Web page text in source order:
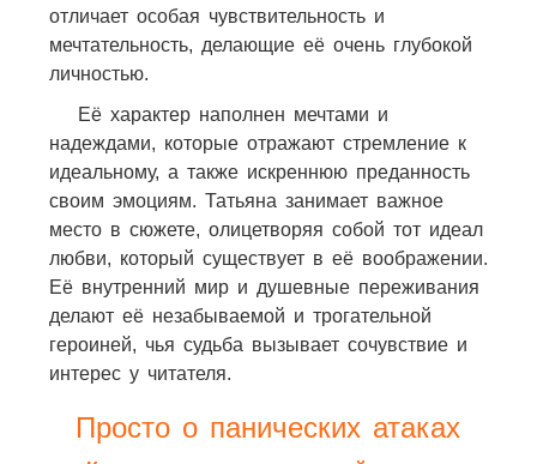
отличает особая чувствительность и
мечтательность, делающие её очень глубокой
личностью.
Её характер наполнен мечтами и
надеждами, которые отражают стремление к
идеальному, а также искреннюю преданность
своим эмоциям. Татьяна занимает важное
место в сюжете, олицетворяя собой тот идеал
любви, который существует в её воображении.
Её внутренний мир и душевные переживания
делают её незабываемой и трогательной
героиней, чья судьба вызывает сочувствие и
интерес у читателя.
Просто о панических атаках